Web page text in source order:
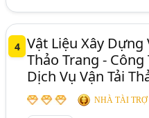
4 Vật Liệu Xây Dựng
Thảo Trang -
Dịch Vụ Vận Tải
NHÀ TÀI TRỢ